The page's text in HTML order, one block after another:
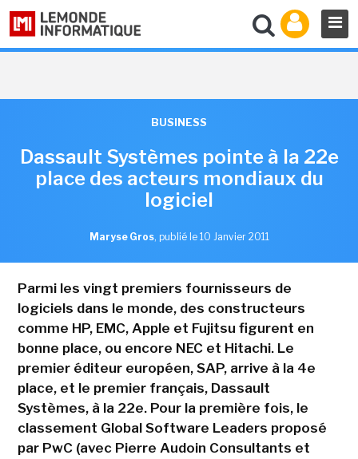
BUSINESS
Dassault Systèmes pointe à la 22e
place des acteurs mondiaux du
logiciel
Maryse Gros, publié le 10 Janvier 2011
Parmi les vingt premiers fournisseurs de
logiciels dans le monde, des constructeurs
comme HP, EMC, Apple et Fujitsu figurent en
bonne place, ou encore NEC et Hitachi. Le
premier éditeur européen, SAP, arrive à la 4e
place, et le premier français, Dassault
Systèmes, à la 22e. Pour la première fois, le
classement Global Software Leaders proposé
par PwC (avec Pierre Audoin Consultants et